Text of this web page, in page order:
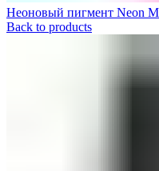
Неоновый пигмент Neon
Back to products